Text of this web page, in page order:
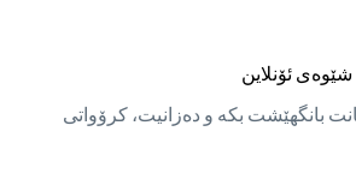
شێوەی ئۆنلاین
بانگهێشت بکە و دەزانیت، کرۆواتی